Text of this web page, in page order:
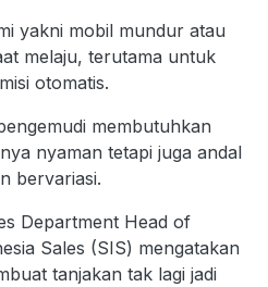
yakni mobil mundur atau
melaju, terutama untuk
otomatis.
membutuhkan
nyaman tetapi juga andal
bervariasi.
Department Head of
Sales (SIS) mengatakan
tanjakan tak lagi jadi